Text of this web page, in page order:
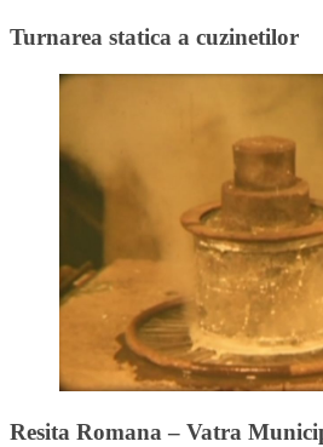
Turnarea statica a cuzinetilor
Resita Romana – Vatra